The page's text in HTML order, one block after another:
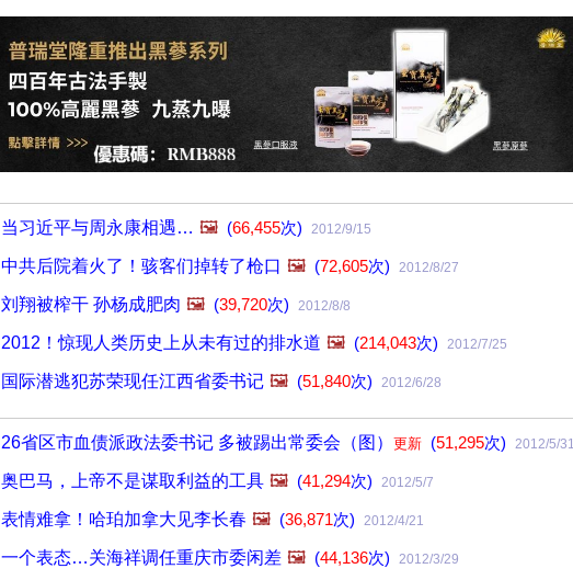
当习近平与周永康相遇… 🖼️ (66,455次) 2012/9/15
中共后院着火了！骇客们掉转了枪口 🖼️ (72,605次) 2012/8/27
刘翔被榨干 孙杨成肥肉 🖼️ (39,720次) 2012/8/8
2012！惊现人类历史上从未有过的排水道 🖼️ (214,043次) 2012/7/25
国际潜逃犯苏荣现任江西省委书记 🖼️ (51,840次) 2012/6/28
26省区市血债派政法委书记 多被踢出常委会（图） 更新 (51,295次) 2012/5/31
奥巴马，上帝不是谋取利益的工具 🖼️ (41,294次) 2012/5/7
表情难拿！哈珀加拿大见李长春 🖼️ (36,871次) 2012/4/21
一个表态…关海祥调任重庆市委闲差 🖼️ (44,136次) 2012/3/29